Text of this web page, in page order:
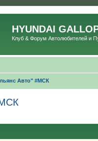
HYUNDAI
Клуб & Форум Автолюбителей и
Авто" #МСК